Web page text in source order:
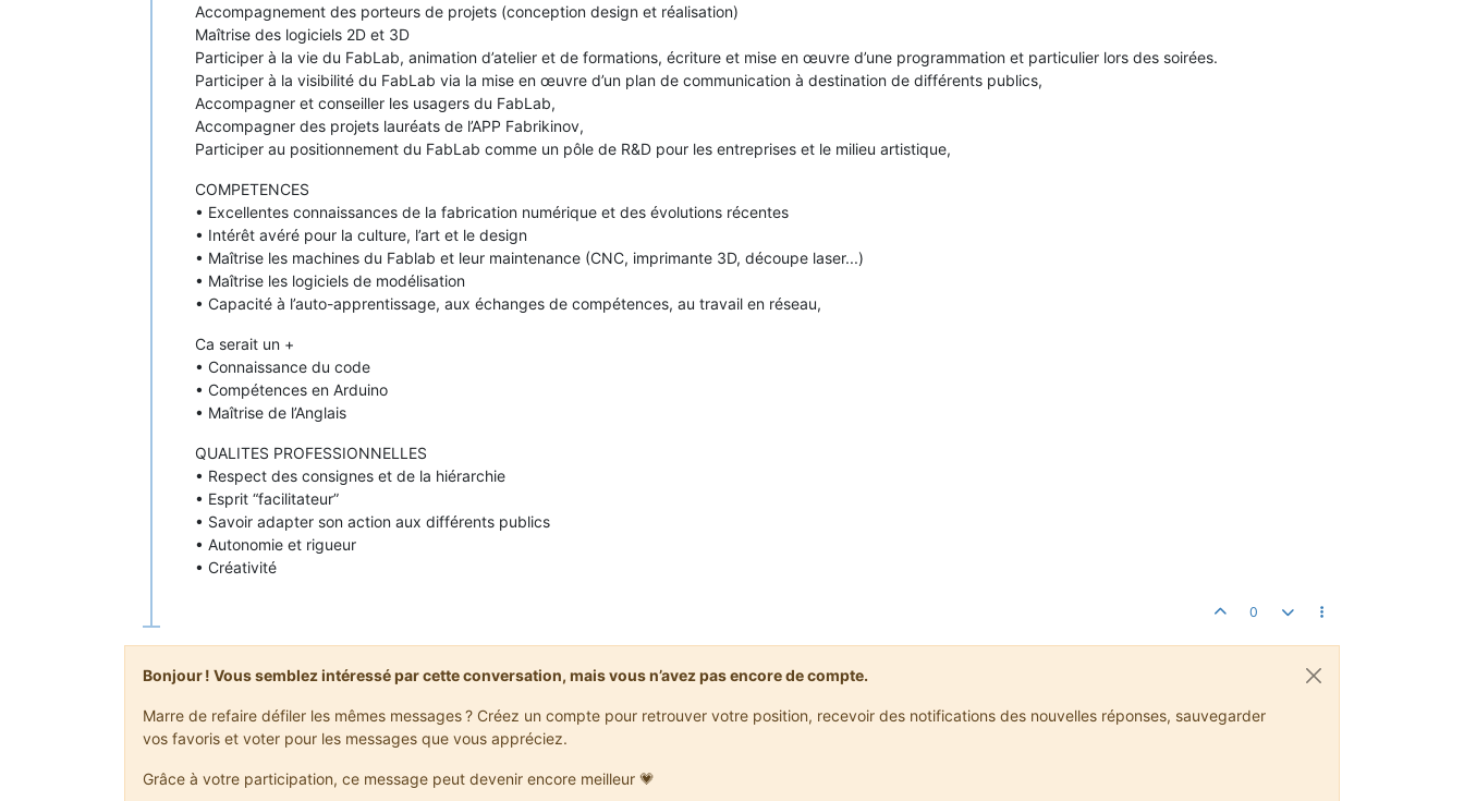
Accompagnement des porteurs de projets (conception design et réalisation)
Maîtrise des logiciels 2D et 3D
Participer à la vie du FabLab, animation d’atelier et de formations, écriture et mise en œuvre d’une programmation et particulier lors des soirées.
Participer à la visibilité du FabLab via la mise en œuvre d’un plan de communication à destination de différents publics,
Accompagner et conseiller les usagers du FabLab,
Accompagner des projets lauréats de l’APP Fabrikinov,
Participer au positionnement du FabLab comme un pôle de R&D pour les entreprises et le milieu artistique,
COMPETENCES
• Excellentes connaissances de la fabrication numérique et des évolutions récentes
• Intérêt avéré pour la culture, l’art et le design
• Maîtrise les machines du Fablab et leur maintenance (CNC, imprimante 3D, découpe laser...)
• Maîtrise les logiciels de modélisation
• Capacité à l’auto-apprentissage, aux échanges de compétences, au travail en réseau,
Ca serait un +
• Connaissance du code
• Compétences en Arduino
• Maîtrise de l’Anglais
QUALITES PROFESSIONNELLES
• Respect des consignes et de la hiérarchie
• Esprit “facilitateur”
• Savoir adapter son action aux différents publics
• Autonomie et rigueur
• Créativité
0
Bonjour ! Vous semblez intéressé par cette conversation, mais vous n’avez pas encore de compte.
Marre de refaire défiler les mêmes messages ? Créez un compte pour retrouver votre position, recevoir des notifications des nouvelles réponses, sauvegarder
vos favoris et voter pour les messages que vous appréciez.
Grâce à votre participation, ce message peut devenir encore meilleur 💗